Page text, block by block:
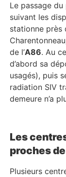
Le passage
suivant les
stationne près
de l’A86. Au
d’abord sa
usagés), puis
radiation SIV
demeure n’a
Les
proches
Plusieurs